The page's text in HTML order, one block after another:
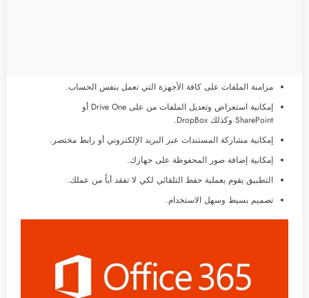
مزامنة الملفات على كافة الأجهزة التي تعمل بنفس الحساب.
إمكانية استعراض وتعديل الملفات من على Drive One أو
SharePoint وكذلك DropBox.
إمكانية مشاركة المستندات عبر البريد الإلكتروني أو رابط مختصر.
إمكانية إضافة صور المحفوظة على جهازك.
التطبيق يقوم بعملية حفظ التلقائي لكي لا تفقد أياً من عملك.
تصميم بسيط وسهل الاستخدام.